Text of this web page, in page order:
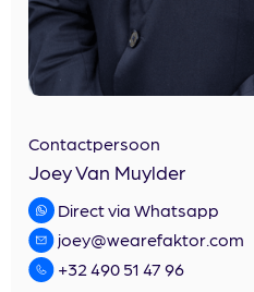
Contactpersoon
Joey Van Muylder
Direct via Whatsapp
joey@wearefaktor.com
+32 490 51 47 96